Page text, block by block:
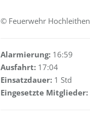
© Feuerwehr Hochleithen
Alarmierung: 16:59
Ausfahrt: 17:04
Einsatzdauer: 1 Std
Eingesetzte Mitglieder: